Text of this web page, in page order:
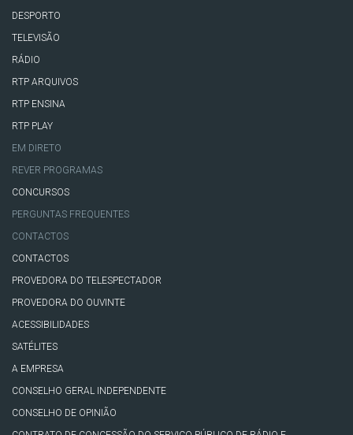
DESPORTO
TELEVISÃO
RÁDIO
RTP ARQUIVOS
RTP ENSINA
RTP PLAY
EM DIRETO
REVER PROGRAMAS
CONCURSOS
PERGUNTAS FREQUENTES
CONTACTOS
CONTACTOS
PROVEDORA DO TELESPECTADOR
PROVEDORA DO OUVINTE
ACESSIBILIDADES
SATÉLITES
A EMPRESA
CONSELHO GERAL INDEPENDENTE
CONSELHO DE OPINIÃO